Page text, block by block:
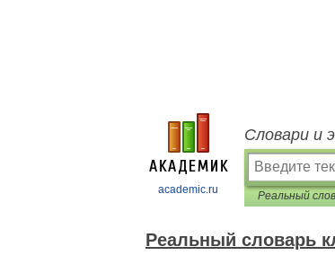
academic.ru
Словари и
Реальный словарь